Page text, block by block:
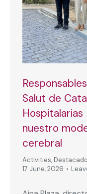
Salut de
nuestro
cerebral
Activities,
17 June, 2026